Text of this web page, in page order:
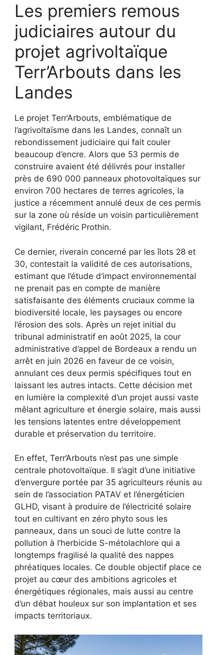
Les premiers remous
judiciaires autour du
projet agrivoltaïque
Terr’Arbouts dans les
Landes
Le projet Terr’Arbouts, emblématique de
l’agrivoltaïsme dans les Landes, connaît un
rebondissement judiciaire qui fait couler
beaucoup d’encre. Alors que 53 permis de
construire avaient été délivrés pour installer
près de 690 000 panneaux photovoltaïques sur
environ 700 hectares de terres agricoles, la
justice a récemment annulé deux de ces permis
sur la zone où réside un voisin particulièrement
vigilant, Frédéric Prothin.
Ce dernier, riverain concerné par les îlots 28 et
30, contestait la validité de ces autorisations,
estimant que l’étude d’impact environnemental
ne prenait pas en compte de manière
satisfaisante des éléments cruciaux comme la
biodiversité locale, les paysages ou encore
l’érosion des sols. Après un rejet initial du
tribunal administratif en août 2025, la cour
administrative d’appel de Bordeaux a rendu un
arrêt en juin 2026 en faveur de ce voisin,
annulant ces deux permis spécifiques tout en
laissant les autres intacts. Cette décision met
en lumière la complexité d’un projet aussi vaste
mêlant agriculture et énergie solaire, mais aussi
les tensions latentes entre développement
durable et préservation du territoire.
En effet, Terr’Arbouts n’est pas une simple
centrale photovoltaïque. Il s’agit d’une initiative
d’envergure portée par 35 agriculteurs réunis au
sein de l’association PATAV et l’énergéticien
GLHD, visant à produire de l’électricité solaire
tout en cultivant en zéro phyto sous les
panneaux, dans un souci de lutte contre la
pollution à l’herbicide S-métolachlore qui a
longtemps fragilisé la qualité des nappes
phréatiques locales. Ce double objectif place ce
projet au cœur des ambitions agricoles et
énergétiques régionales, mais aussi au centre
d’un débat houleux sur son implantation et ses
impacts territoriaux.